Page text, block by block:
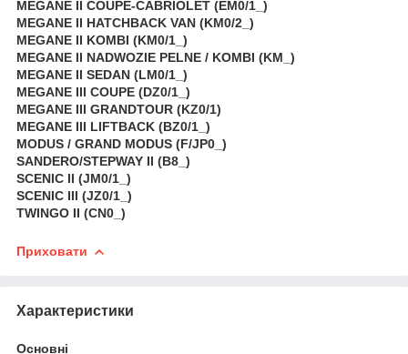
MEGANE II COUPE-CABRIOLET (EM0/1_)
MEGANE II HATCHBACK VAN (KM0/2_)
MEGANE II KOMBI (KM0/1_)
MEGANE II NADWOZIE PELNE / KOMBI (KM_)
MEGANE II SEDAN (LM0/1_)
MEGANE III COUPE (DZ0/1_)
MEGANE III GRANDTOUR (KZ0/1)
MEGANE III LIFTBACK (BZ0/1_)
MODUS / GRAND MODUS (F/JP0_)
SANDERO/STEPWAY II (B8_)
SCENIC II (JM0/1_)
SCENIC III (JZ0/1_)
TWINGO II (CN0_)
Приховати
Характеристики
Основні